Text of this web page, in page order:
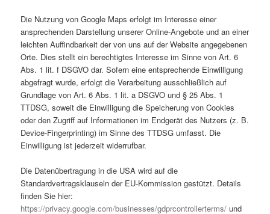
Die Nutzung von Google Maps erfolgt im Interesse einer
ansprechenden Darstellung unserer Online-Angebote und an einer
leichten Auffindbarkeit der von uns auf der Website angegebenen
Orte. Dies stellt ein berechtigtes Interesse im Sinne von Art. 6
Abs. 1 lit. f DSGVO dar. Sofern eine entsprechende Einwilligung
abgefragt wurde, erfolgt die Verarbeitung ausschließlich auf
Grundlage von Art. 6 Abs. 1 lit. a DSGVO und § 25 Abs. 1
TTDSG, soweit die Einwilligung die Speicherung von Cookies
oder den Zugriff auf Informationen im Endgerät des Nutzers (z. B.
Device-Fingerprinting) im Sinne des TTDSG umfasst. Die
Einwilligung ist jederzeit widerrufbar.
Die Datenübertragung in die USA wird auf die
Standardvertragsklauseln der EU-Kommission gestützt. Details
finden Sie hier:
https://privacy.google.com/businesses/gdprcontrollerterms/ und